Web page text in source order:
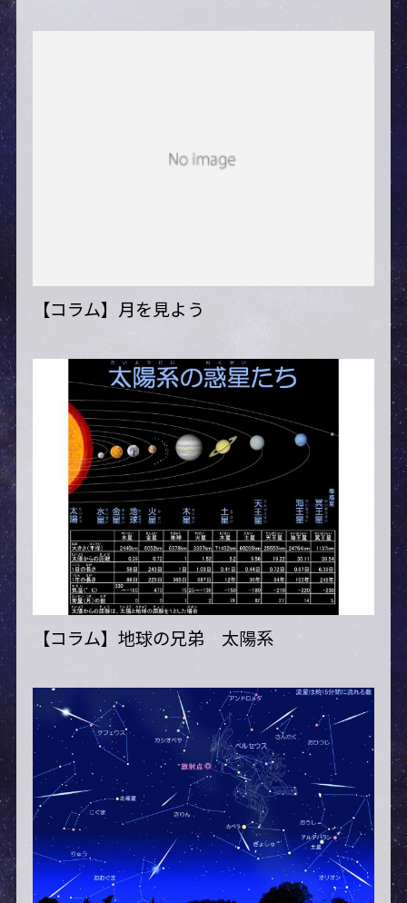
【コラム】月を見よう
【コラム】地球の兄弟 太陽系